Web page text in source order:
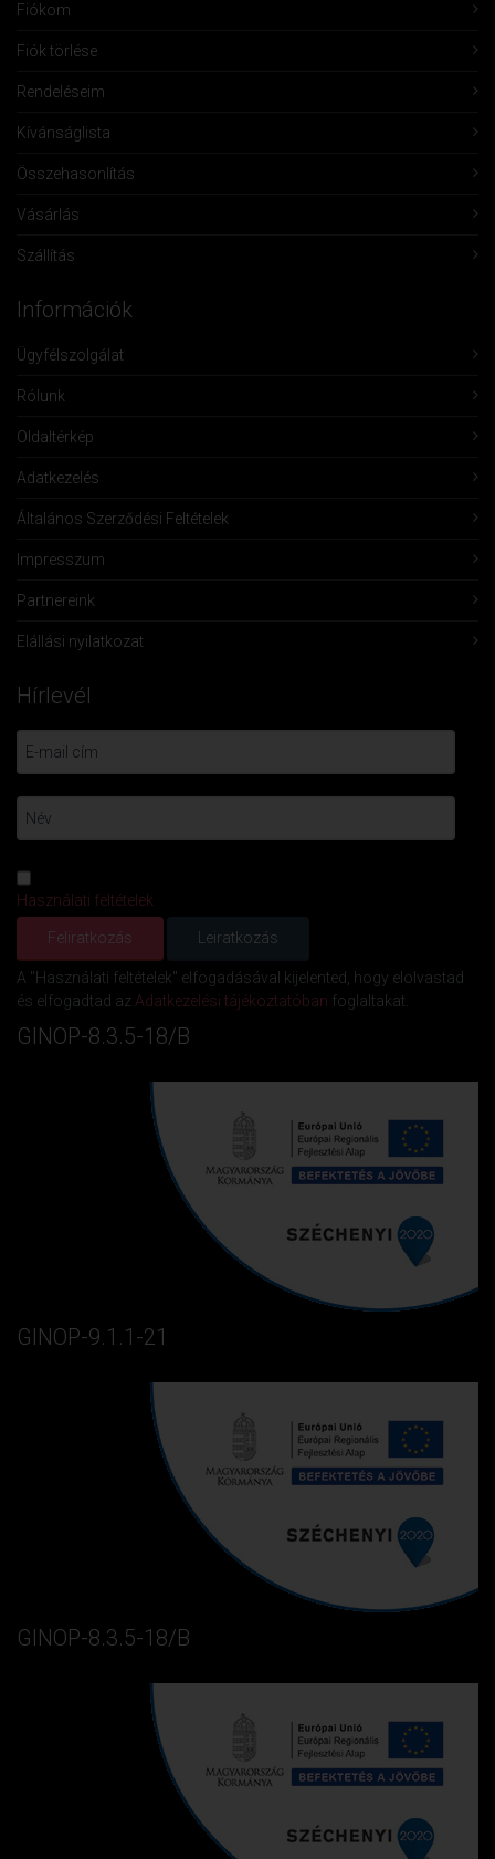
Fiókom
Fiók törlése
Rendeléseim
Kívánságlista
Összehasonlítás
Vásárlás
Szállítás
Információk
Ügyfélszolgálat
Rólunk
Oldaltérkép
Adatkezelés
Általános Szerződési Feltételek
Impresszum
Partnereink
Elállási nyilatkozat
Hírlevél
Használati feltételek
A "Használati feltételek" elfogadásával kijelented, hogy elolvastad
és elfogadtad az Adatkezelési tájékoztatóban foglaltakat.
GINOP-8.3.5-18/B
GINOP-9.1.1-21
GINOP-8.3.5-18/B